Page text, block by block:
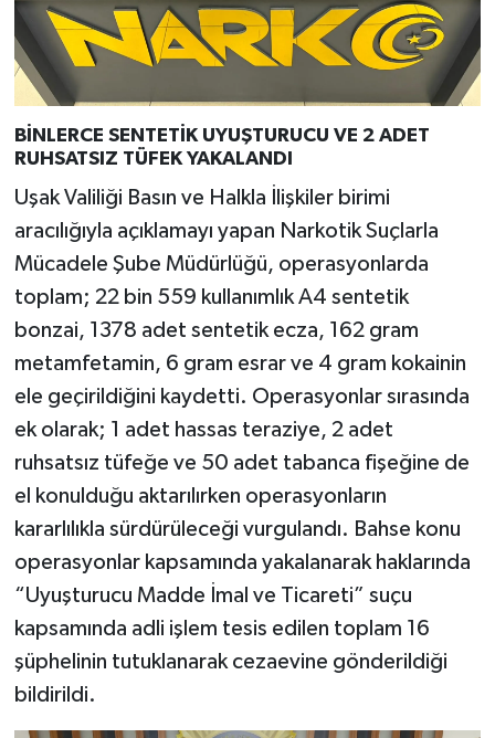
BİNLERCE SENTETİK UYUŞTURUCU VE 2 ADET
RUHSATSIZ TÜFEK YAKALANDI
Uşak Valiliği Basın ve Halkla İlişkiler birimi
aracılığıyla açıklamayı yapan Narkotik Suçlarla
Mücadele Şube Müdürlüğü, operasyonlarda
toplam; 22 bin 559 kullanımlık A4 sentetik
bonzai, 1378 adet sentetik ecza, 162 gram
metamfetamin, 6 gram esrar ve 4 gram kokainin
ele geçirildiğini kaydetti. Operasyonlar sırasında
ek olarak; 1 adet hassas teraziye, 2 adet
ruhsatsız tüfeğe ve 50 adet tabanca fişeğine de
el konulduğu aktarılırken operasyonların
kararlılıkla sürdürüleceği vurgulandı. Bahse konu
operasyonlar kapsamında yakalanarak haklarında
“Uyuşturucu Madde İmal ve Ticareti” suçu
kapsamında adli işlem tesis edilen toplam 16
şüphelinin tutuklanarak cezaevine gönderildiği
bildirildi.